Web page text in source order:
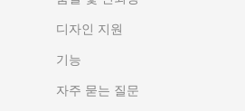
디자인 지원
기능
자주 묻는 질문